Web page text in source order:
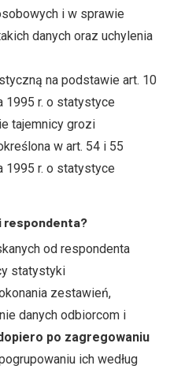
i w sprawie
danych oraz uchylenia
na podstawie art. 10
1995 r. o statystyce
tajemnicy grozi
w art. 54 i 55
1995 r. o statystyce
respondenta?
od respondenta
statystyki
zestawień,
danych odbiorcom i
po zagregowaniu
ich według